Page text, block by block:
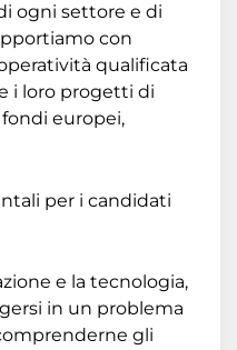
ogni settore e di
con
qualificata
i loro progetti di
fondi europei,
per i candidati
e la tecnologia,
in un problema
gli